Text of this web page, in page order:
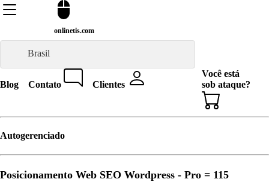
onlinetis.com
Brasil
Blog Contato Clientes
Você está
sob ataque?
Autogerenciado
Posicionamento Web SEO Wordpress - Pro = 115